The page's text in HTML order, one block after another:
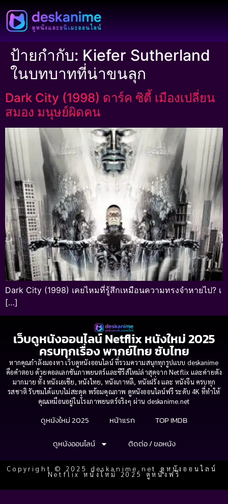
ป้ายกำกับ: Kiefer Sutherland
ในบทบาทที่น่าขนลุก
Dark City (1998) ดาร์ค ซิตี้ เมืองเปลี่ยน
สมอง มนุษย์ผิดคน
Dark City (1998) เคยไหมที่รู้สึกเหมือนความทรงจำหายไป? เ
[…]
เว็บดูหนังออนไลน์ Netflix หนังใหม่ 2025
ครบทุกเรื่อง พากย์ไทย ซับไทย
หากคุณกำลังมองหา เว็บดูหนังออนไลน์ ที่รวมความสนุกทุกรูปแบบ deskanime
คือคำตอบ ด้วยคอลเลกชันภาพยนตร์และซีรีส์ใหม่ล่าสุดจาก Netflix และค่ายดัง
มากมาย ทั้ง หนังเอเชีย, หนังไทย, หนังเกาหลี, หนังฝรั่ง และ หนังจีน ครบทุก
รสชาติ รับชมได้แบบไม่สะดุด พร้อมคุณภาพ ดูหนังออนไลน์ฟรี ระดับ 4K ที่ทำให้
คุณเหมือนอยู่ในโรงภาพยนตร์จริงๆ ผ่าน deskanime.net
ดูหนังใหม่ 2025 หน้าแรก
TOP IMDB
ดูหนังออนไลน์
ติดต่อ / ขอหนัง
Copyright © 2025 deskanime.net ดูหนังออนไลน์
Netflix หนังใหม่ 2025 ดูหนังฟรี